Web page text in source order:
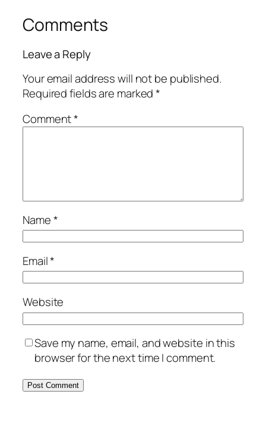
Comments
Leave a Reply
Your email address will not be published.
Required fields are marked*
Comment*
Name*
Email*
Website
Save my name, email, and website in this
browser for the next time I comment.